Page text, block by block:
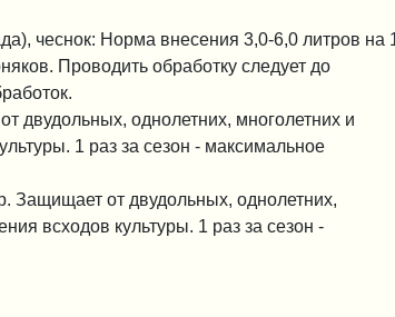
чеснок: Норма внесения 3,0-6,0 литров на 1
Проводить обработку следует до
двудольных, однолетних, многолетних и
1 раз за сезон - максимальное
Защищает от двудольных, однолетних,
всходов культуры. 1 раз за сезон -